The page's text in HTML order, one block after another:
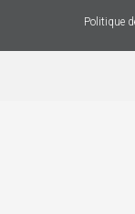
Politique